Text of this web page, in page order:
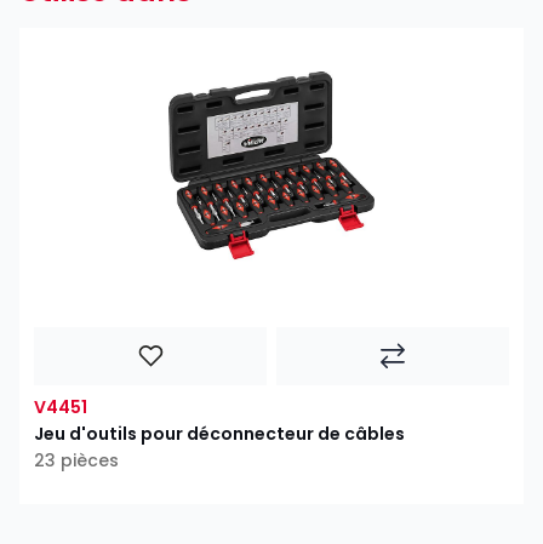
V4451
Jeu d'outils pour déconnecteur de câbles
23 pièces